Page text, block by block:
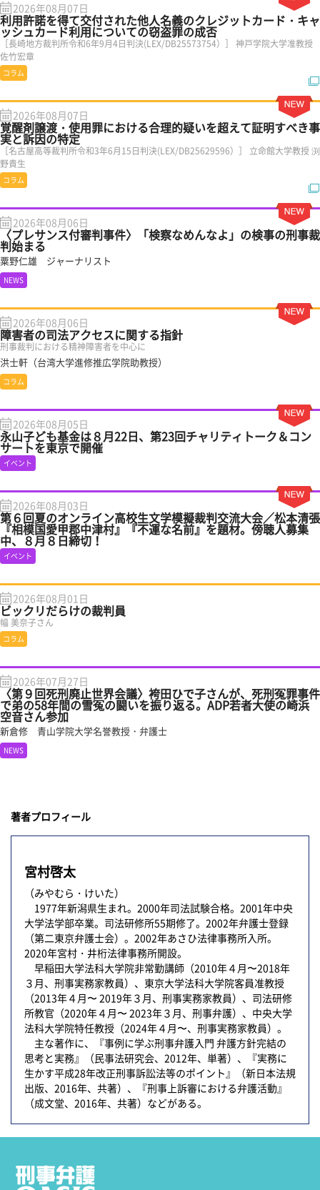
2026年08月07日
利用許諾を得て交付された他人名義のクレジットカード・キャ
ッシュカード利用についての窃盗罪の成否
［長崎地方裁判所令和6年9月4日判決(LEX/DB25573754）］ 神戸学院大学准教授
佐竹宏章
コラム
2026年08月07日
覚醒剤譲渡・使用罪における合理的疑いを超えて証明すべき事
実と訴因の特定
［名古屋高等裁判所令和3年6月15日判決(LEX/DB25629596）］ 立命館大学教授 渕
野貴生
コラム
2026年08月06日
〈プレサンス付審判事件〉「検察なめんなよ」の検事の刑事裁
判始まる
粟野仁雄 ジャーナリスト
NEWS
2026年08月06日
障害者の司法アクセスに関する指針
刑事裁判における精神障害者を中心に
洪士軒（台湾大学進修推広学院助教授）
コラム
2026年08月05日
永山子ども基金は８月22日、第23回チャリティトーク＆コン
サートを東京で開催
イベント
2026年08月03日
第６回夏のオンライン高校生文学模擬裁判交流大会／松本清張
『相模国愛甲郡中津村』『不運な名前』を題材。傍聴人募集
中、８月８日締切！
イベント
2026年08月01日
ビックリだらけの裁判員
幅 美奈子さん
コラム
2026年07月27日
〈第９回死刑廃止世界会議〉袴田ひで子さんが、死刑冤罪事件
で弟の58年間の雪冤の闘いを振り返る。ADP若者大使の崎浜
空音さん参加
新倉修 青山学院大学名誉教授・弁護士
NEWS
著者プロフィール
宮村啓太
（みやむら・けいた）
1977年新潟県生まれ。2000年司法試験合格。2001年中央
大学法学部卒業。司法研修所55期修了。2002年弁護士登録
（第二東京弁護士会）。2002年あさひ法律事務所入所。
2020年宮村・井桁法律事務所開設。
早稲田大学法科大学院非常勤講師（2010年４月〜2018年
３月、刑事実務家教員）、東京大学法科大学院客員准教授
（2013年４月〜 2019年３月、刑事実務家教員）、司法研修
所教官（2020年４月〜 2023年３月、刑事弁護）、中央大学
法科大学院特任教授（2024年４月〜、刑事実務家教員）。
主な著作に、『事例に学ぶ刑事弁護入門 弁護方針完結の
思考と実務』（民事法研究会、2012年、単著）、『実務に
生かす平成28年改正刑事訴訟法等のポイント』（新日本法規
出版、2016年、共著）、『刑事上訴審における弁護活動』
（成文堂、2016年、共著）などがある。